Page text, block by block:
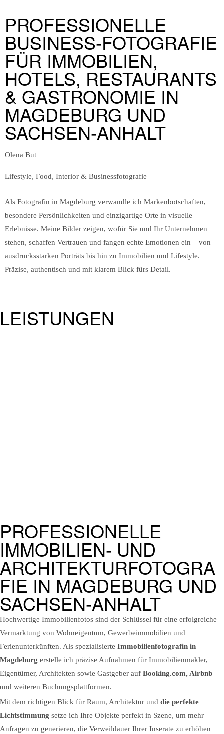
Home Business Fotografie Private Fotografie Über mich Blog
Jetzt anfragen
Jetzt anfragen
PROFESSIONELLE
BUSINESS-FOTOGRAFIE
FÜR IMMOBILIEN,
HOTELS, RESTAURANTS
& GASTRONOMIE IN
MAGDEBURG UND
SACHSEN-ANHALT
Olena But
Lifestyle, Food, Interior & Businessfotografie
Als Fotografin in Magdeburg verwandle ich Markenbotschaften,
besondere Persönlichkeiten und einzigartige Orte in visuelle
Erlebnisse. Meine Bilder zeigen, wofür Sie und Ihr Unternehmen
stehen, schaffen Vertrauen und fangen echte Emotionen ein – von
ausdrucksstarken Porträts bis hin zu Immobilien und Lifestyle.
Präzise, authentisch und mit klarem Blick fürs Detail.
LEISTUNGEN
PROFESSIONELLE
IMMOBILIEN- UND
ARCHITEKTURFOTOGRA
FIE IN MAGDEBURG UND
SACHSEN-ANHALT
Hochwertige Immobilienfotos sind der Schlüssel für eine erfolgreiche
Vermarktung von Wohneigentum, Gewerbeimmobilien und
Ferienunterkünften. Als spezialisierte Immobilienfotografin in
Magdeburg erstelle ich präzise Aufnahmen für Immobilienmakler,
Eigentümer, Architekten sowie Gastgeber auf Booking.com, Airbnb
und weiteren Buchungsplattformen.
Mit dem richtigen Blick für Raum, Architektur und die perfekte
Lichtstimmung setze ich Ihre Objekte perfekt in Szene, um mehr
Anfragen zu generieren, die Verweildauer Ihrer Inserate zu erhöhen